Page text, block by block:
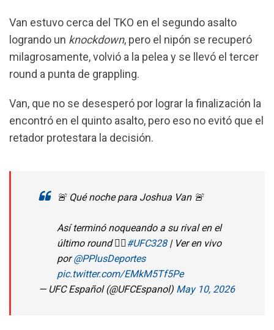
Van estuvo cerca del TKO en el segundo asalto
logrando un knockdown, pero el nipón se recuperó
milagrosamente, volvió a la pelea y se llevó el tercer
round a punta de grappling.
Van, que no se desesperó por lograr la finalización la
encontró en el quinto asalto, pero eso no evitó que el
retador protestara la decisión.
🚨 Qué noche para Joshua Van 🚨
Así terminó noqueando a su rival en el
último round 😮‍💨#UFC328| Ver en vivo
por@PPlusDeportes
pic.twitter.com/EMkM5Tf5Pe
— UFC Español (@UFCEspanol) May 10, 2026